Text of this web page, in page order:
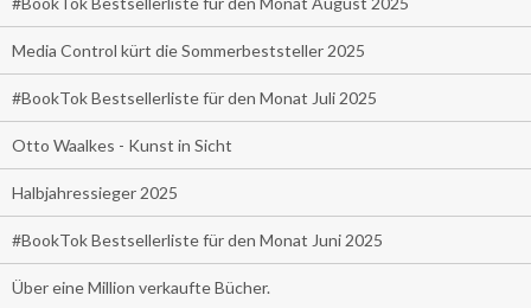
Media Control kürt die Sommerbeststeller 2025
#BookTok Bestsellerliste für den Monat Juli 2025
Otto Waalkes - Kunst in Sicht
Halbjahressieger 2025
#BookTok Bestsellerliste für den Monat Juni 2025
Über eine Million verkaufte Bücher.